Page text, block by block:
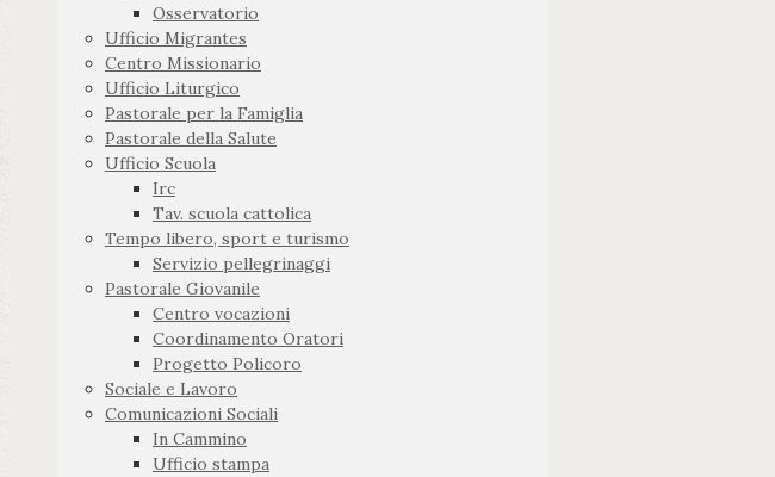
Osservatorio
Ufficio Migrantes
Centro Missionario
Ufficio Liturgico
Pastorale per la Famiglia
Pastorale della Salute
Ufficio Scuola
Irc
Tav. scuola cattolica
Tempo libero, sport e turismo
Servizio pellegrinaggi
Pastorale Giovanile
Centro vocazioni
Coordinamento Oratori
Progetto Policoro
Sociale e Lavoro
Comunicazioni Sociali
In Cammino
Ufficio stampa